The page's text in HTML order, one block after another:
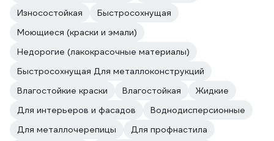
Износостойкая
Быстросохнущая
Моющиеся (краски и эмали)
Недорогие (лакокрасочные материалы)
Быстросохнущая Для металлоконструкций
Влагостойкие краски
Влагостойкая
Жидкие
Для интерьеров и фасадов
Воднодисперсионные
Для металлочерепицы
Для профнастила